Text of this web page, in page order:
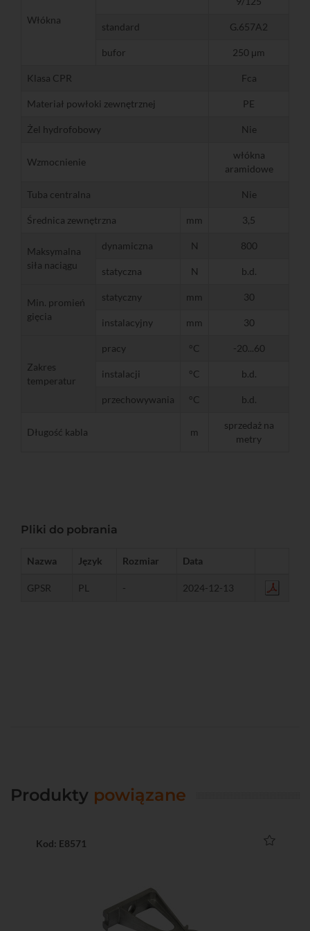
Włókna
standard G.657A2
bufor 250 μm
Klasa CPR Fca
Materiał powłoki zewnętrznej PE
Żel hydrofobowy Nie
Wzmocnienie
włókna
aramidowe
Tuba centralna Nie
Średnica zewnętrzna mm 3,5
Maksymalna
siła naciągu
dynamiczna N 800
statyczna N b.d.
Min. promień
gięcia
statyczny mm 30
instalacyjny mm 30
Zakres
temperatur
pracy °C -20...60
instalacji °C b.d.
przechowywania °C b.d.
Długość kabla m
sprzedaż na
metry
Pliki do pobrania
Nazwa Język Rozmiar Data
GPSR PL - 2024-12-13
Produkty powiązane
Kod: E8571